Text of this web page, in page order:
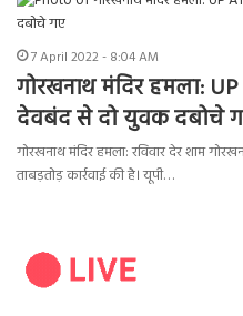
7 April 2022 - 8:04 AM
गोरखनाथ मंदिर हमला: UP
देवबंद से दो युवक दबोचे
गोरखनाथ मंदिर हमला: रविवार देर शाम
ताबड़तोड़ कार्रवाई की है। यूपी…